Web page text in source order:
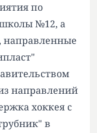
по
№12, а
направленные
направлений
хоккея с
в